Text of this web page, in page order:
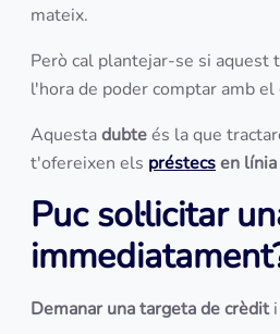
mateix.
Però cal plantejar-se si
l'hora de poder comptar amb el
Aquestadubteés la que
t'ofereixen els préstecsen línia
Puc sol·licitar
Demanar una targeta de crèditi